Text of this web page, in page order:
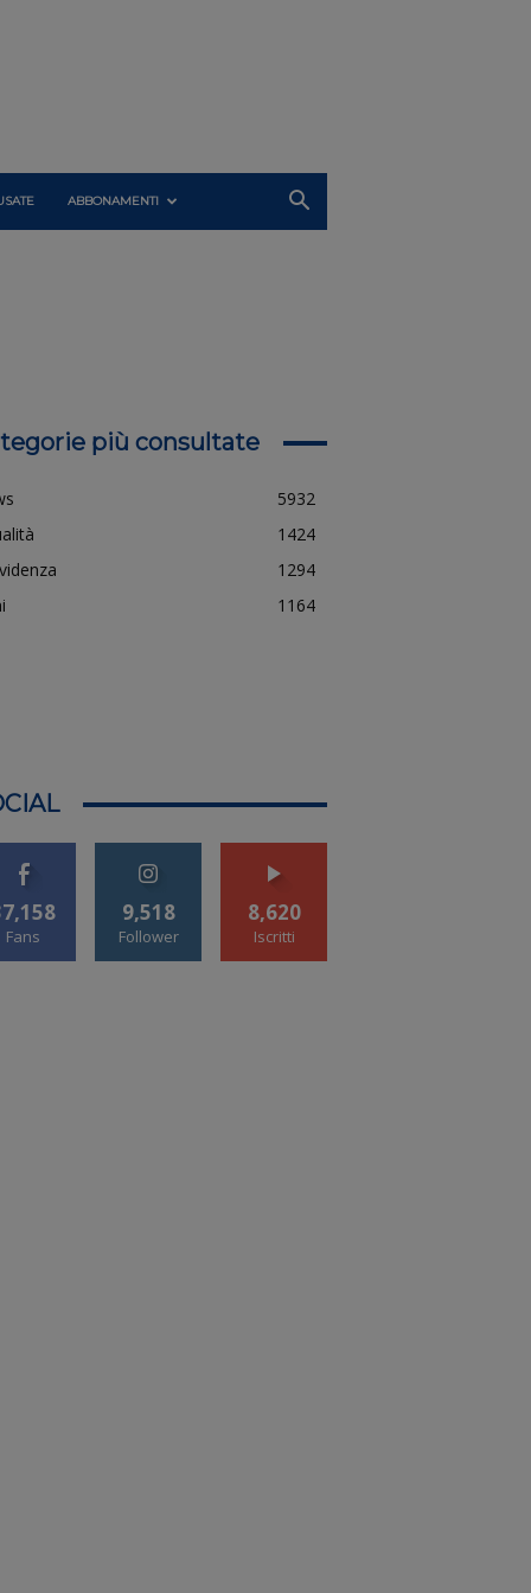
ABBONAMENTI
più consultate
5932
1424
1294
1164
Fans
9,518
Follower
8,620
Iscritti